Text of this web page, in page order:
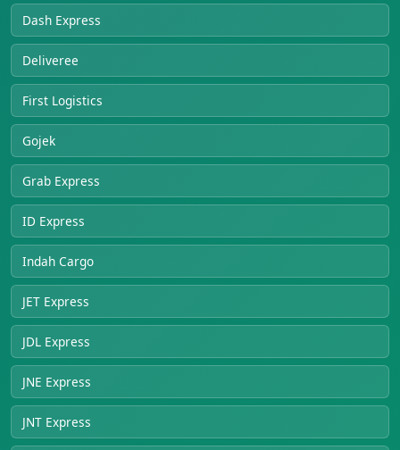
Dash Express
Deliveree
First Logistics
Gojek
Grab Express
ID Express
Indah Cargo
JET Express
JDL Express
JNE Express
JNT Express